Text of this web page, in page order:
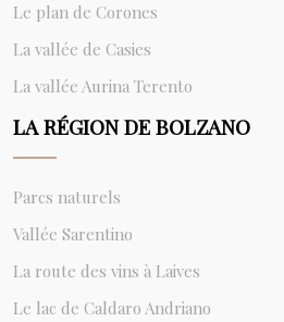
Le plan de Corones
La vallée de Casies
La vallée Aurina Terento
LA RÉGION DE BOLZANO
Parcs naturels
Vallée Sarentino
La route des vins à Laives
Le lac de Caldaro Andriano